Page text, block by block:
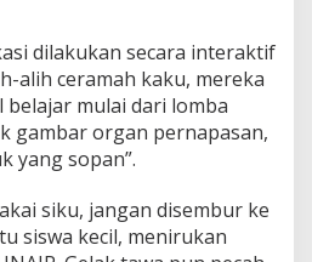
dilakukan secara interaktif
alih ceramah kaku, mereka
mulai dari lomba
gambar organ pernapasan,
yang sopan”.
siku, jangan disembur ke
siswa kecil, menirukan